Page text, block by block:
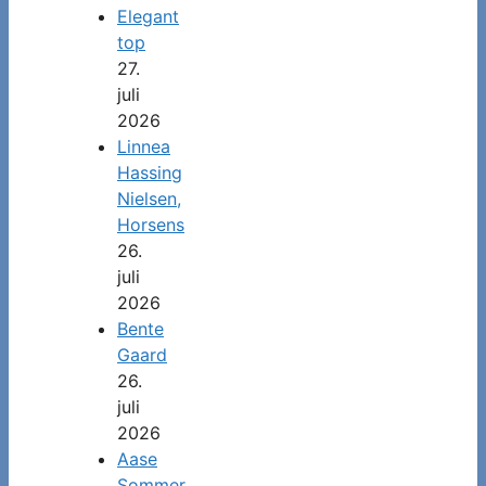
Elegant
top
27.
juli
2026
Linnea
Hassing
Nielsen,
Horsens
26.
juli
2026
Bente
Gaard
26.
juli
2026
Aase